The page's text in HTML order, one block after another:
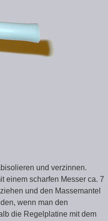
und verzinnen.
einem scharfen Messer ca. 7
und den Massemantel
wenn man den
die Regelplatine mit dem